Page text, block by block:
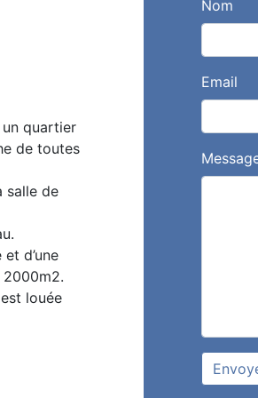
un quartier
de toutes
salle de
d’une
2000m2.
louée
Nom
Email